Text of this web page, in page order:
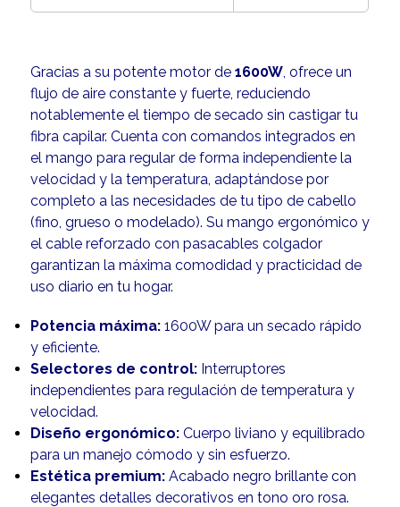
Gracias a su potente motor de 1600W, ofrece un
flujo de aire constante y fuerte, reduciendo
notablemente el tiempo de secado sin castigar tu
fibra capilar. Cuenta con comandos integrados en
el mango para regular de forma independiente la
velocidad y la temperatura, adaptándose por
completo a las necesidades de tu tipo de cabello
(fino, grueso o modelado). Su mango ergonómico y
el cable reforzado con pasacables colgador
garantizan la máxima comodidad y practicidad de
uso diario en tu hogar.
Potencia máxima:1600W para un secado rápido
y eficiente.
Selectores de control:Interruptores
independientes para regulación de temperatura y
velocidad.
Diseño ergonómico:Cuerpo liviano y equilibrado
para un manejo cómodo y sin esfuerzo.
Estética premium:Acabado negro brillante con
elegantes detalles decorativos en tono oro rosa.